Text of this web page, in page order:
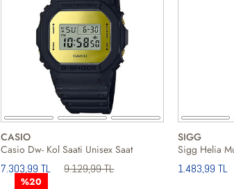
CASIO
Casio Dw- Kol Saati Unisex Saat
7.303,99 TL 9.129,99 TL
%20
SIGG
1.483,99 TL